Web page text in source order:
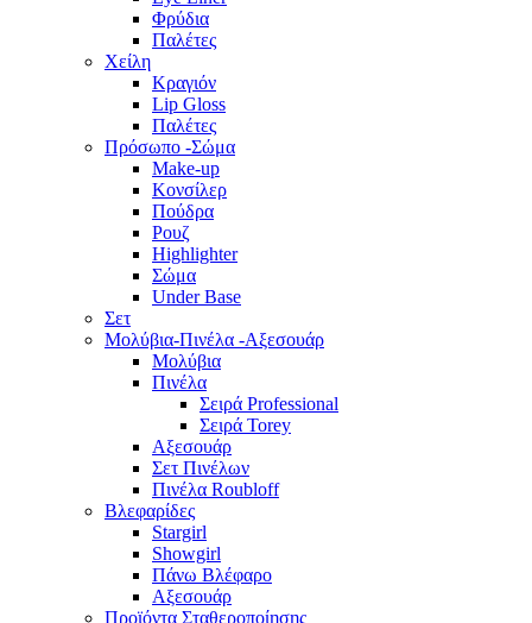
Φρύδια
Παλέτες
Χείλη
Κραγιόν
Lip Gloss
Παλέτες
Πρόσωπο -Σώμα
Make-up
Κονσίλερ
Πούδρα
Ρουζ
Highlighter
Σώμα
Under Base
Σετ
Μολύβια-Πινέλα -Αξεσουάρ
Μολύβια
Πινέλα
Σειρά Professional
Σειρά Torey
Αξεσουάρ
Σετ Πινέλων
Πινέλα Roubloff
Βλεφαρίδες
Stargirl
Showgirl
Πάνω Βλέφαρο
Αξεσουάρ
Προϊόντα Σταθεροποίησης